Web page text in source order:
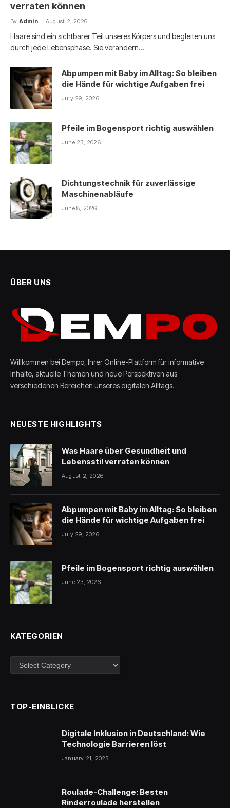
verraten können
By Admin August 2, 2026
Haare sind ein sichtbarer Teil unseres Körpers und begleiten uns
durch jede Lebensphase. Sie verändern…
Abpumpen mit Baby im Alltag: So bleiben
die Hände für wichtige Aufgaben frei
July 29, 2026
Pfeile im Bogensport richtig auswählen
June 23, 2026
Dichtungstechnik für zuverlässige
Maschinenabläufe
June 8, 2026
ÜBER UNS
Willkommen bei Dempo, Ihrer Online-Plattform für informative
Inhalte, aktuelle Themen und neue Perspektiven aus
verschiedenen Bereichen unseres digitalen Alltags.
NEUESTE HIGHLIGHTS
Was Haare über Gesundheit und
Lebensstil verraten können
August 2, 2026
Abpumpen mit Baby im Alltag: So bleiben
die Hände für wichtige Aufgaben frei
July 29, 2026
Pfeile im Bogensport richtig auswählen
June 23, 2026
KATEGORIEN
Kategorien
TOP-EINBLICKE
Digitale Inklusion in Deutschland: Wie
Technologie Barrieren löst
January 21, 2025
Roulade-Challenge: Besten
Rinderroulade herstellen